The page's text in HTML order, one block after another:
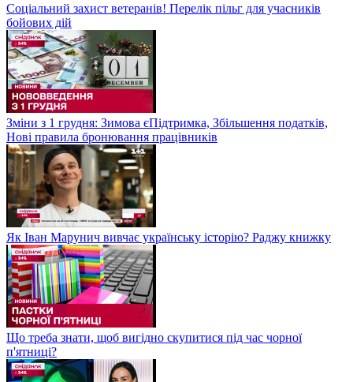
Соціальний захист ветеранів! Перелік пільг для учасників
бойових дій
Зміни з 1 грудня: Зимова єПідтримка, Збільшення податків,
Нові правила бронювання працівників
Як Іван Марунич вивчає українську історію? Раджу книжку
Що треба знати, щоб вигідно скупитися під час чорної
п'ятниці?